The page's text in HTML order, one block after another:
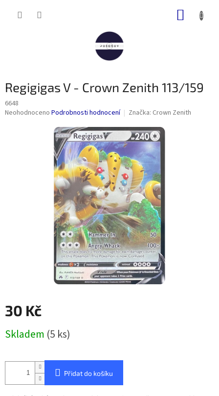
Regigigas V - Crown Zenith 113/159
6648
Průměrné
Neohodnoceno Podrobnosti hodnocení Značka: Crown Zenith
30 Kč
cena:
Skladem (5 ks)
Přidat do košíku